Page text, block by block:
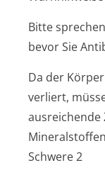
Bitte
bevor Sie
Da der
verliert,
ausreichende
Schwere 2